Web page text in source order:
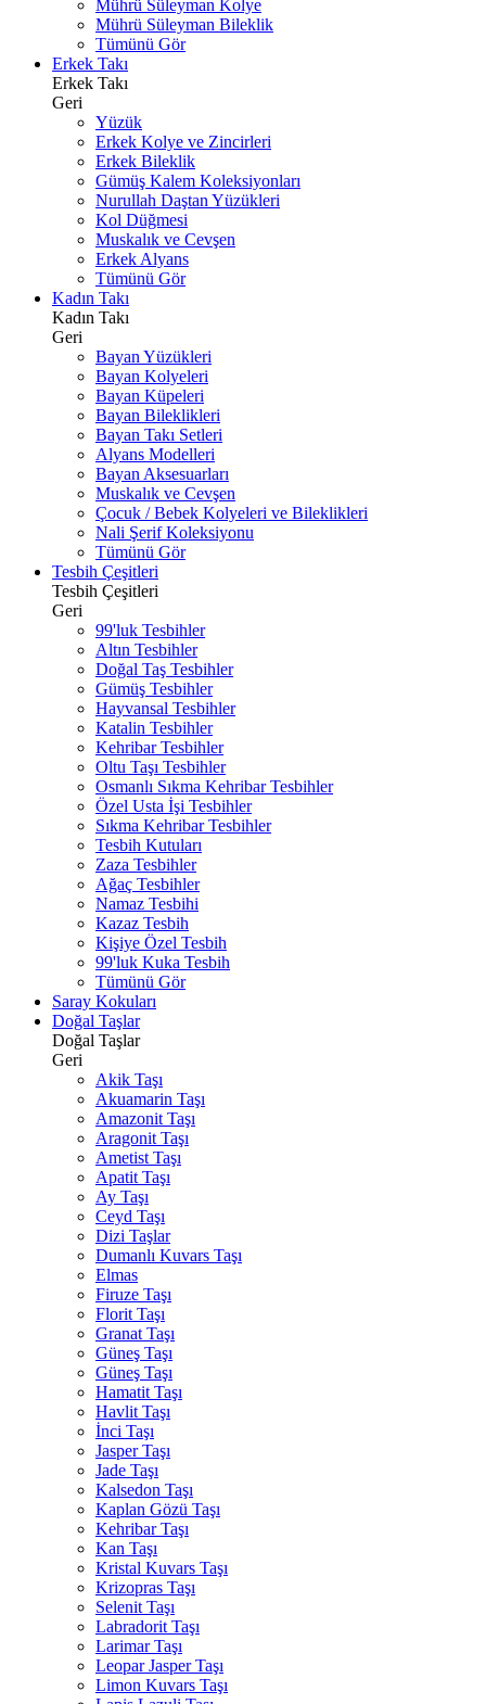
Mührü Süleyman Kolye
Mührü Süleyman Bileklik
Tümünü Gör
Erkek Takı
Erkek Takı
Geri
Yüzük
Erkek Kolye ve Zincirleri
Erkek Bileklik
Gümüş Kalem Koleksiyonları
Nurullah Daştan Yüzükleri
Kol Düğmesi
Muskalık ve Cevşen
Erkek Alyans
Tümünü Gör
Kadın Takı
Kadın Takı
Geri
Bayan Yüzükleri
Bayan Kolyeleri
Bayan Küpeleri
Bayan Bileklikleri
Bayan Takı Setleri
Alyans Modelleri
Bayan Aksesuarları
Muskalık ve Cevşen
Çocuk / Bebek Kolyeleri ve Bileklikleri
Nali Şerif Koleksiyonu
Tümünü Gör
Tesbih Çeşitleri
Tesbih Çeşitleri
Geri
99'luk Tesbihler
Altın Tesbihler
Doğal Taş Tesbihler
Gümüş Tesbihler
Hayvansal Tesbihler
Katalin Tesbihler
Kehribar Tesbihler
Oltu Taşı Tesbihler
Osmanlı Sıkma Kehribar Tesbihler
Özel Usta İşi Tesbihler
Sıkma Kehribar Tesbihler
Tesbih Kutuları
Zaza Tesbihler
Ağaç Tesbihler
Namaz Tesbihi
Kazaz Tesbih
Kişiye Özel Tesbih
99'luk Kuka Tesbih
Tümünü Gör
Saray Kokuları
Doğal Taşlar
Doğal Taşlar
Geri
Akik Taşı
Akuamarin Taşı
Amazonit Taşı
Aragonit Taşı
Ametist Taşı
Apatit Taşı
Ay Taşı
Ceyd Taşı
Dizi Taşlar
Dumanlı Kuvars Taşı
Elmas
Firuze Taşı
Florit Taşı
Granat Taşı
Güneş Taşı
Güneş Taşı
Hamatit Taşı
Havlit Taşı
İnci Taşı
Jasper Taşı
Jade Taşı
Kalsedon Taşı
Kaplan Gözü Taşı
Kehribar Taşı
Kan Taşı
Kristal Kuvars Taşı
Krizopras Taşı
Selenit Taşı
Labradorit Taşı
Larimar Taşı
Leopar Jasper Taşı
Limon Kuvars Taşı